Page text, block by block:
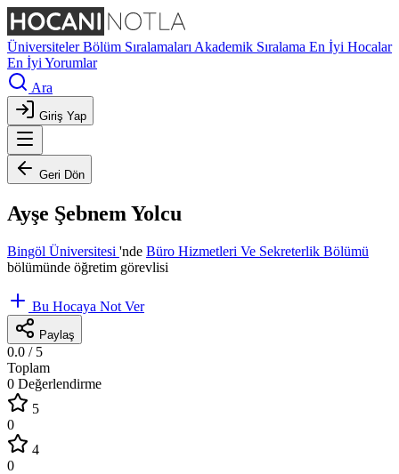
ÜniversitelerBölüm Sıralamaları Akademik Sıralama En İyi Hocalar
En İyi Yorumlar
Ara
Giriş Yap
Geri Dön
Ayşe Şebnem Yolcu
Bingöl Üniversitesi 'nde Büro Hizmetleri Ve Sekreterlik Bölümü
bölümünde öğretim görevlisi
Bu Hocaya Not Ver
Paylaş
0.0 / 5
Toplam
0 Değerlendirme
5
0
4
0